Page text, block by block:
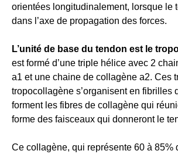
orientées longitudinalement, lorsque le
dans l’axe de propagation des forces.
L’unité de base du tendon est le
est formé d’une triple hélice avec 2
a1 et une chaine de collagène a2. Ces
tropocollagène s’organisent en fibrilles
forment les fibres de collagène qui
forme des faisceaux qui donneront le
Ce collagène, qui représente 60 à 85%